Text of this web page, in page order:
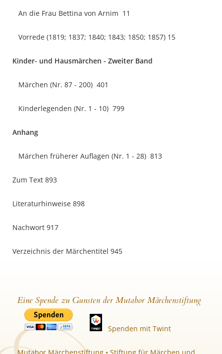
An die Frau Bettina von Arnim 11
Vorrede (1819; 1837; 1840; 1843; 1850; 1857) 15
Kinder- und Hausmärchen - Zweiter Band
Märchen (Nr. 87 - 200) 401
Kinderlegenden (Nr. 1 - 10) 799
Anhang
Märchen früherer Auflagen (Nr. 1 - 28) 813
Zum Text 893
Literaturhinweise 898
Nachwort 917
Verzeichnis der Märchentitel 945
Eine Spende zu Gunsten der Mutabor Märchenstiftung
Spenden mit Twint